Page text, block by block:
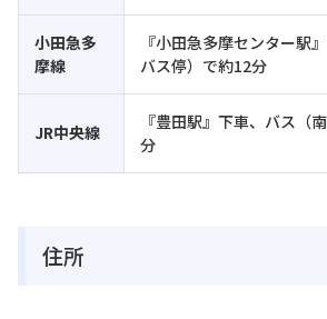
小田急多
摩線
『小田急多摩センター駅
バス停）で約12分
JR中央線
『豊田駅』下車、バス（
分
住所